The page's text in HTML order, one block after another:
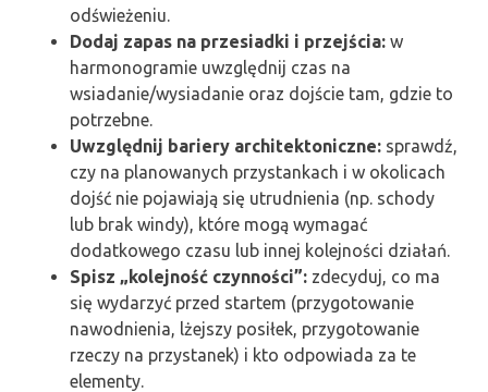
odświeżeniu.
Dodaj zapas na przesiadki i przejścia: w
harmonogramie uwzględnij czas na
wsiadanie/wysiadanie oraz dojście tam, gdzie to
potrzebne.
Uwzględnij bariery architektoniczne: sprawdź,
czy na planowanych przystankach i w okolicach
dojść nie pojawiają się utrudnienia (np. schody
lub brak windy), które mogą wymagać
dodatkowego czasu lub innej kolejności działań.
Spisz „kolejność czynności”: zdecyduj, co ma
się wydarzyć przed startem (przygotowanie
nawodnienia, lżejszy posiłek, przygotowanie
rzeczy na przystanek) i kto odpowiada za te
elementy.